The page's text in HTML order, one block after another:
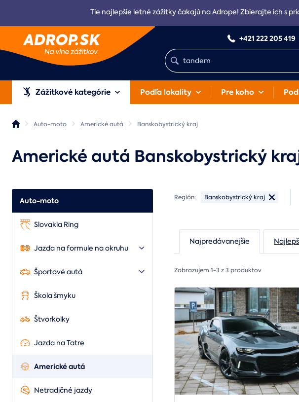
Tie najlepšie letné zážitky čakajú na Adrope! Zbierajte ich s
+421 222 205 419
Zážitkové kategórie Podľa lokality Pre koho
Auto-moto Americké autá Banskobystrický kraj
Americké autá Banskobystrický
Auto-moto
Slovakia Ring
Jazda na formule na okruhu
Športové autá
Škola šmyku
Štvorkolky
Jazda na Tatre
Americké autá
Netradičné jazdy
Región: Banskobystrický kraj
Najpredávanejšie
Zobrazujem 1-3 z 3 produktov